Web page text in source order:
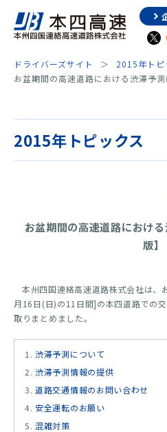
ドライバーズサイト
2015年トピ
お盆期間の高速道路における渋滞予測
2015年トピックス
お盆期間の高速道路におけ
版】
本州四国連絡高速道路株式会社は
月16日(日)の11日間]の本四道路での
取りまとめました。
渋滞予測について
渋滞予測情報の提供
道路交通情報のお問い合わせ
安全運転のお願い
混雑対策